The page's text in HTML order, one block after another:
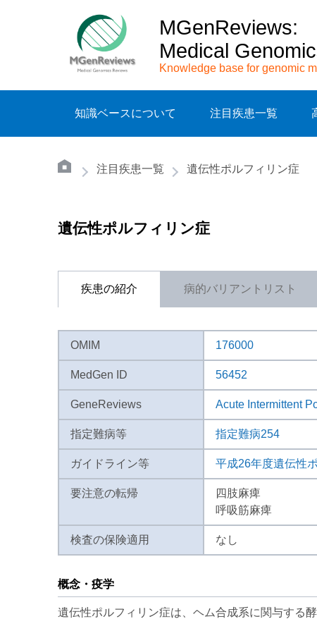
MGenReviews:
Medical
Knowledge base for genomic
知識ベースについて 注目疾患一覧
注目疾患一覧 遺伝性ポルフィリン症
遺伝性ポルフィリン症
疾患の紹介 病的バリアントリスト
OMIM 176000
MedGen ID 56452
GeneReviews Acute Intermittent
指定難病等 指定難病254
ガイドライン等 平成26年度遺伝性
要注意の転帰
四肢麻痺
呼吸筋麻痺
検査の保険適用 なし
概念・疫学
遺伝性ポルフィリン症は、ヘム合成系に関与する